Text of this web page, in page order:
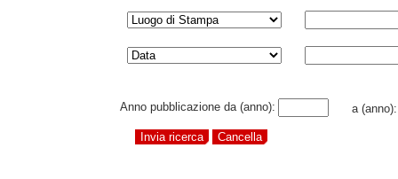
Anno pubblicazione da (anno): a